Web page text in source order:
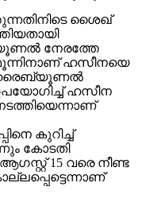
ശൈഖ്
നേരത്തേ
ഹസീനയെ
ട്രൈബ്യൂണല്‍
ഹസീന
കുറിച്ച്
കോടതി
15 വരെ നീണ്ട